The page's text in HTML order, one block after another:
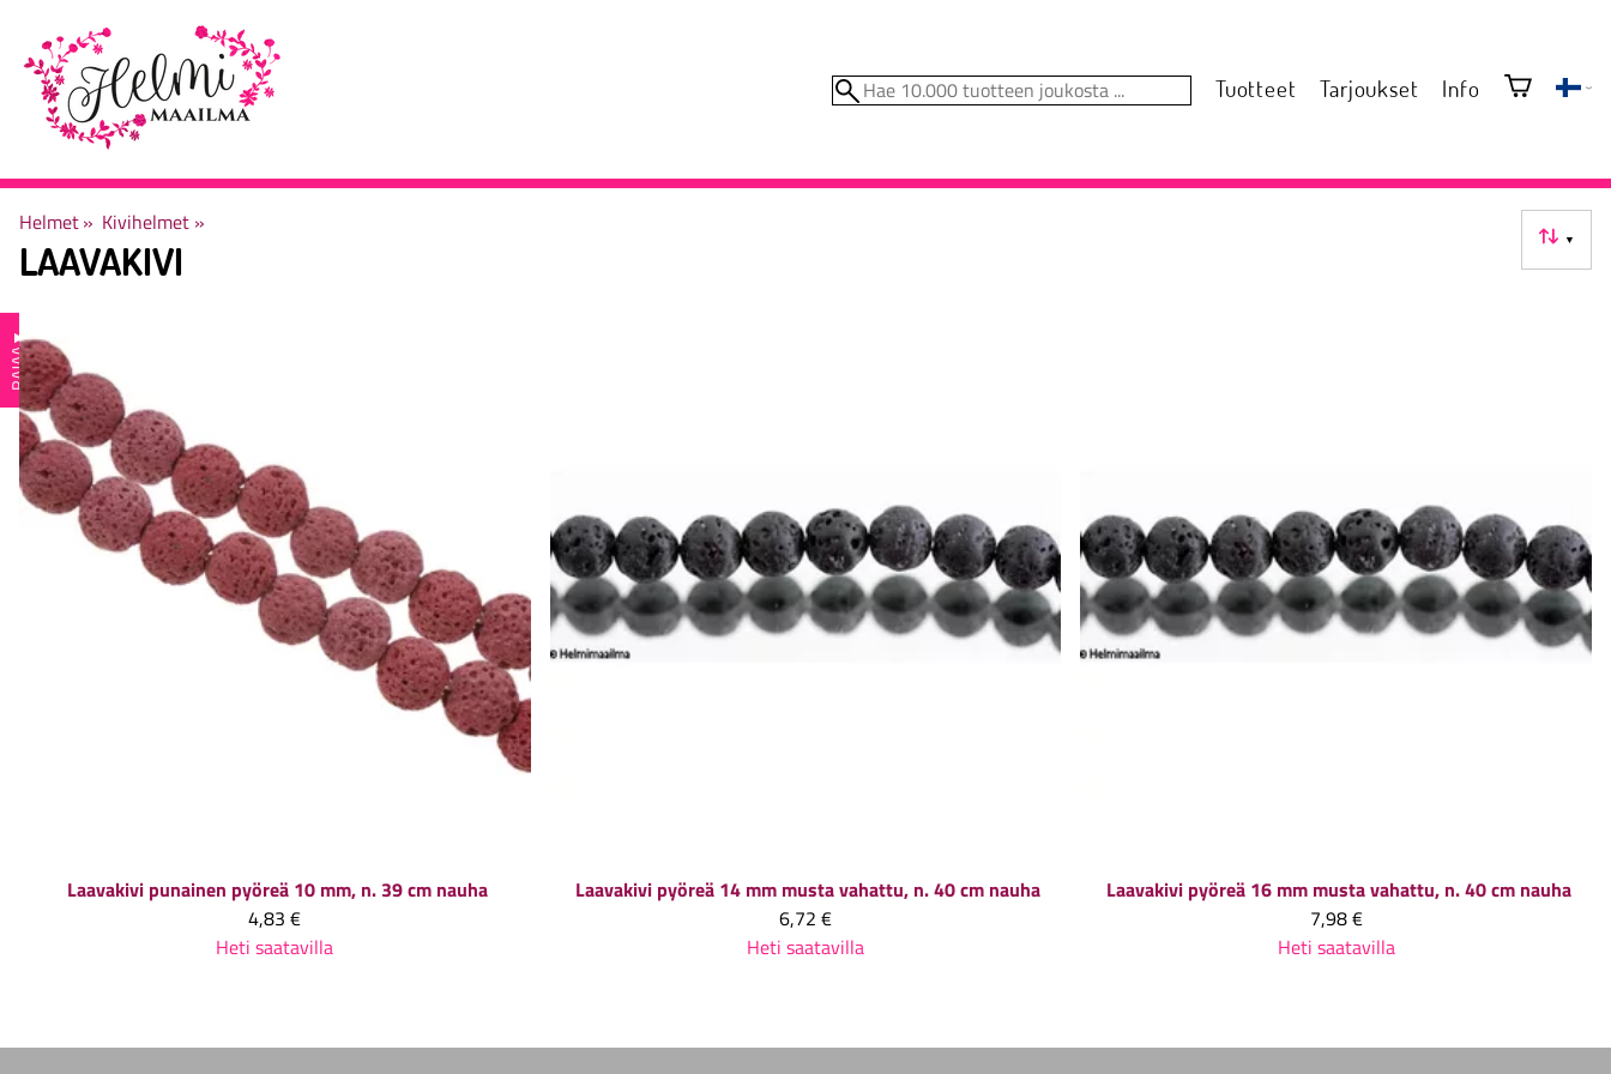
Tuotteet Tarjoukset Info
Helmet‪» Kivihelmet ‪»
▼
LAAVAKIVI
RAJAA
▼
Laavakivi punainen pyöreä 10 mm, n. 39 cm nauha
4,83 €
Heti saatavilla
Laavakivi pyöreä 14 mm musta vahattu, n. 40 cm nauha
6,72 €
Heti saatavilla
Laavakivi pyöreä 16 mm musta vahattu, n. 40 cm nauha
7,98 €
Heti saatavilla